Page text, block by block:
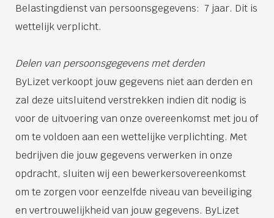
Belastingdienst van persoonsgegevens: 7 jaar. Dit is
wettelijk verplicht.
Delen van persoonsgegevens met derden
ByLizet verkoopt jouw gegevens niet aan derden en
zal deze uitsluitend verstrekken indien dit nodig is
voor de uitvoering van onze overeenkomst met jou of
om te voldoen aan een wettelijke verplichting. Met
bedrijven die jouw gegevens verwerken in onze
opdracht, sluiten wij een bewerkersovereenkomst
om te zorgen voor eenzelfde niveau van beveiliging
en vertrouwelijkheid van jouw gegevens. ByLizet